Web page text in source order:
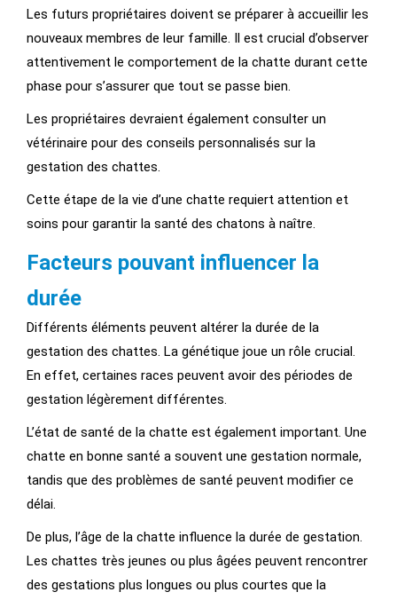
Les futurs propriétaires doivent se préparer à accueillir les
nouveaux membres de leur famille. Il est crucial d’observer
attentivement le comportement de la chatte durant cette
phase pour s’assurer que tout se passe bien.
Les propriétaires devraient également consulter un
vétérinaire pour des conseils personnalisés sur la
gestation des chattes.
Cette étape de la vie d’une chatte requiert attention et
soins pour garantir la santé des chatons à naître.
Facteurs pouvant influencer la
durée
Différents éléments peuvent altérer la durée de la
gestation des chattes. La génétique joue un rôle crucial.
En effet, certaines races peuvent avoir des périodes de
gestation légèrement différentes.
L’état de santé de la chatte est également important. Une
chatte en bonne santé a souvent une gestation normale,
tandis que des problèmes de santé peuvent modifier ce
délai.
De plus, l’âge de la chatte influence la durée de gestation.
Les chattes très jeunes ou plus âgées peuvent rencontrer
des gestations plus longues ou plus courtes que la